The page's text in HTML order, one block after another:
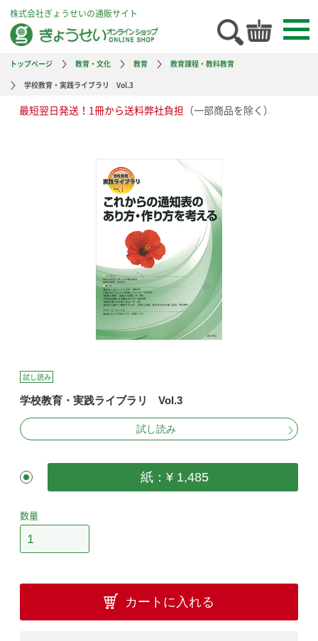
株式会社ぎょうせいの通販サイト
トップページ 教育・文化 教育
教育課程・教科教育
学校教育・実践ライブラリ Vol.3
最短翌日発送！1冊から送料弊社負担 （一部商品を除く）
試し読み
学校教育・実践ライブラリ Vol.3
試し読み
紙：¥ 1,485
数量
カートに入れる